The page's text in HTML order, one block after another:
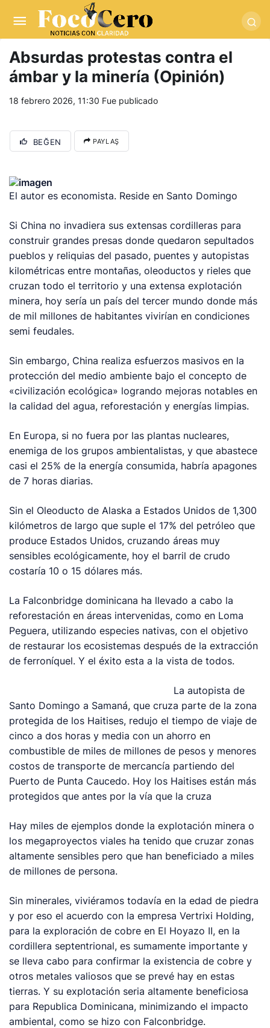
trwin giriş
masterbetting-palacebet1.com-
tlcasino giriş-betandyou-vbett34.com betovis34.net-
skyloftsbet
Absurdas protestas contra el
ámbar y la minería (Opinión)
18 febrero 2026, 11:30 Fue publicado
BEĞEN PAYLAŞ
El autor es economista. Reside en Santo Domingo
Si China no invadiera sus extensas cordilleras para
construir grandes presas donde quedaron sepultados
pueblos y reliquias del pasado, puentes y autopistas
kilométricas entre montañas, oleoductos y rieles que
cruzan todo el territorio y una extensa explotación
minera, hoy sería un país del tercer mundo donde más
de mil millones de habitantes vivirían en condiciones
semi feudales.
Sin embargo, China realiza esfuerzos masivos en la
protección del medio ambiente bajo el concepto de
«civilización ecológica» logrando mejoras notables en
la calidad del agua, reforestación y energías limpias.
En Europa, si no fuera por las plantas nucleares,
enemiga de los grupos ambientalistas, y que abastece
casi el 25% de la energía consumida, habría apagones
de 7 horas diarias.
Sin el Oleoducto de Alaska a Estados Unidos de 1,300
kilómetros de largo que suple el 17% del petróleo que
produce Estados Unidos, cruzando áreas muy
sensibles ecológicamente, hoy el barril de crudo
costaría 10 o 15 dólares más.
La Falconbridge dominicana ha llevado a cabo la
reforestación en áreas intervenidas, como en Loma
Peguera, utilizando especies nativas, con el objetivo
de restaurar los ecosistemas después de la extracción
de ferroníquel. Y el éxito esta a la vista de todos.
La autopista de
Santo Domingo a Samaná, que cruza parte de la zona
protegida de los Haitises, redujo el tiempo de viaje de
cinco a dos horas y media con un ahorro en
combustible de miles de millones de pesos y menores
costos de transporte de mercancía partiendo del
Puerto de Punta Caucedo. Hoy los Haitises están más
protegidos que antes por la vía que la cruza
Hay miles de ejemplos donde la explotación minera o
los megaproyectos viales ha tenido que cruzar zonas
altamente sensibles pero que han beneficiado a miles
de millones de persona.
Sin minerales, viviéramos todavía en la edad de piedra
y por eso el acuerdo con la empresa Vertrixi Holding,
para la exploración de cobre en El Hoyazo II, en la
cordillera septentrional, es sumamente importante y
se lleva cabo para confirmar la existencia de cobre y
otros metales valiosos que se prevé hay en estas
tierras. Y su explotación seria altamente beneficiosa
para Republica Dominicana, minimizando el impacto
ambiental, como se hizo con Falconbridge.